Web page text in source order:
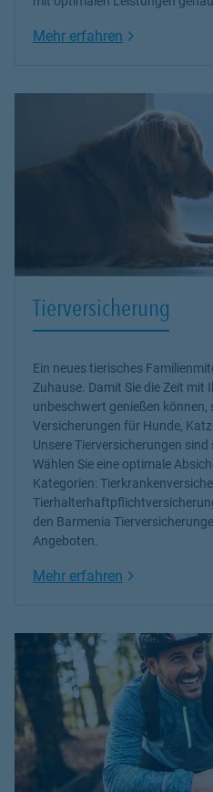
Mehr erfahren Link Opens in
Tierversicherung
Ein neues tierisches
Zuhause. Damit Sie die Zeit mit
unbeschwert genießen
Versicherungen für Hunde,
Unsere Tierversicherungen sind
Wählen Sie eine optimale
Kategorien:
den Barmenia
Angeboten.
Mehr erfahren Link Opens in